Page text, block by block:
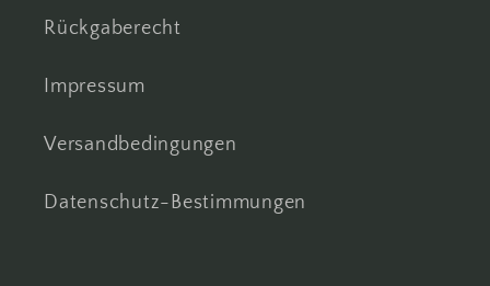
Rückgaberecht
Impressum
Versandbedingungen
Datenschutz-Bestimmungen